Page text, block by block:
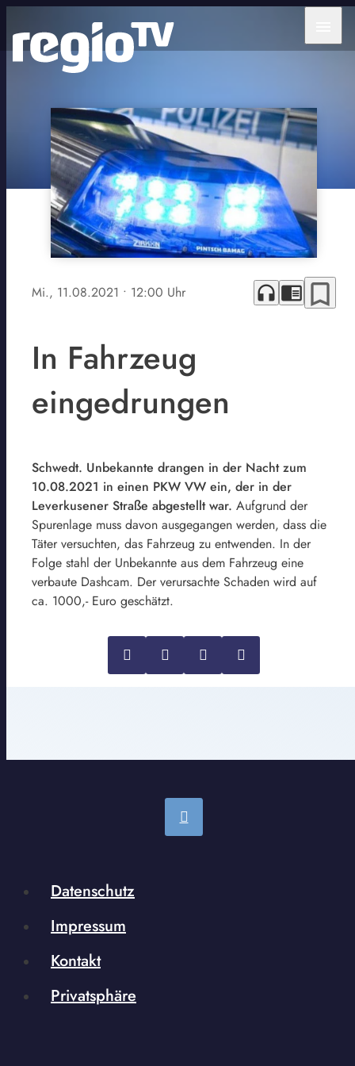
Mi., 11.08.2021 • 12:00 Uhr headphones chrome_reader_mode bookmark_border
In Fahrzeug
eingedrungen
Schwedt. Unbekannte drangen in der Nacht zum
10.08.2021 in einen PKW VW ein, der in der
Leverkusener Straße abgestellt war. Aufgrund der
Spurenlage muss davon ausgegangen werden, dass die
Täter versuchten, das Fahrzeug zu entwenden. In der
Folge stahl der Unbekannte aus dem Fahrzeug eine
verbaute Dashcam. Der verursachte Schaden wird auf
ca. 1000,- Euro geschätzt.
Datenschutz
Impressum
Kontakt
Privatsphäre